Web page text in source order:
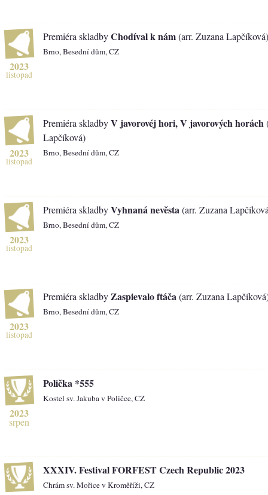
2023
listopad
Premiéra skladbyChodíval k nám(arr. Zuzana Lapčíková)
Brno, Besední dům, CZ
2023
listopad
Premiéra skladbyV javorovéj hori, V javorových horách
Lapčíková)
Brno, Besední dům, CZ
2023
listopad
Premiéra skladbyVyhnaná nevěsta (arr. Zuzana
Brno, Besední dům, CZ
2023
listopad
Premiéra skladby Zaspievalo ftáča (arr. Zuzana
Brno, Besední dům, CZ
2023
srpen
Polička *555
Kostel sv. Jakuba v Poličce, CZ
XXXIV. Festival FORFEST Czech Republic 2023
Chrám sv. Mořice v Kroměříži, CZ